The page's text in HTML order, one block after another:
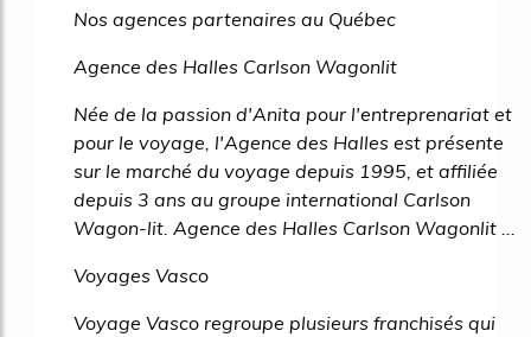
Nos agences partenaires au Québec
Agence des Halles Carlson Wagonlit
Née de la passion d'Anita pour l'entreprenariat et
pour le voyage, l'Agence des Halles est présente
sur le marché du voyage depuis 1995, et affiliée
depuis 3 ans au groupe international Carlson
Wagon-lit. Agence des Halles Carlson Wagonlit ...
Voyages Vasco
Voyage Vasco regroupe plusieurs franchisés qui